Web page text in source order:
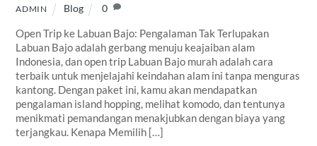
ADMIN Blog 0
Open Trip ke Labuan Bajo: Pengalaman Tak Terlupakan
Labuan Bajo adalah gerbang menuju keajaiban alam
Indonesia, dan open trip Labuan Bajo murah adalah cara
terbaik untuk menjelajahi keindahan alam ini tanpa menguras
kantong. Dengan paket ini, kamu akan mendapatkan
pengalaman island hopping, melihat komodo, dan tentunya
menikmati pemandangan menakjubkan dengan biaya yang
terjangkau. Kenapa Memilih […]